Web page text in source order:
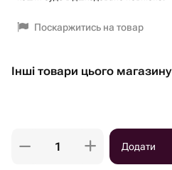
Поскаржитись на товар
Інші товари цього магазину
Додати